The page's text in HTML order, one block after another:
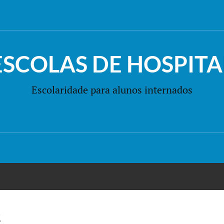
DE
Escolaridade para alunos internados